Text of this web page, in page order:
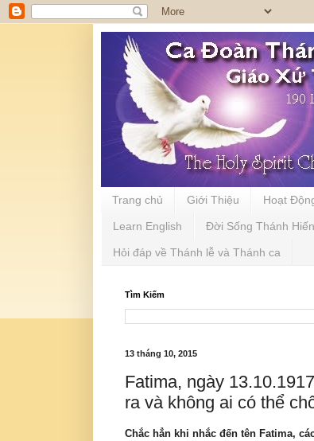
Trang chủ Giới Thiệu Hoạt
Learn English Đời Sống Thánh Hiến
Hỏi đáp về Thánh lễ và Thánh ca
Tìm Kiếm
13 tháng 10, 2015
Fatima, ngày
ra và không ai có thể
Chắc hẳn khi nhắc đến tên Fatima,